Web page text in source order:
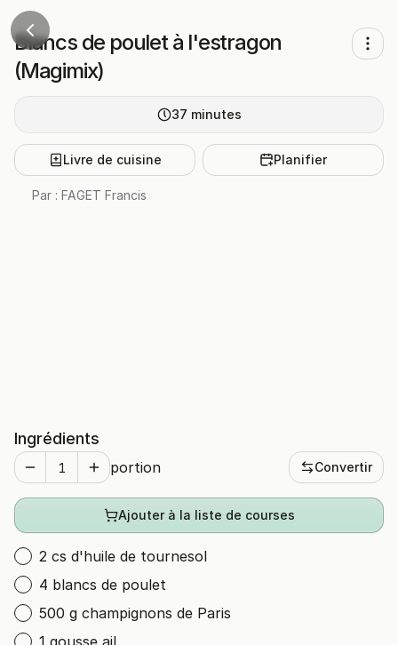
Blancs de poulet à l'estragon
(Magimix)
37 minutes
Livre de cuisine Planifier
Par : FAGET Francis
Ingrédients
portion Convertir
Ajouter à la liste de courses
2 cs d'huile de tournesol
4 blancs de poulet
500 g champignons de Paris
1 gousse ail